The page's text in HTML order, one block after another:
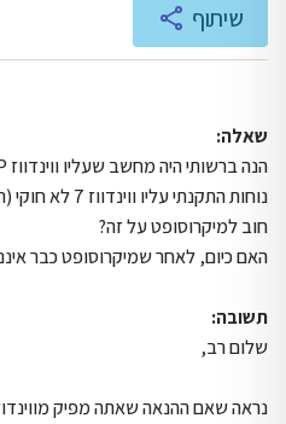
שיתוף
שאלה:
נוחות התקנתי
חוב למיקרוסופט על זה?
האם כיום, לאחר שמיקרוסופט כבר איננה מוכרת
תשובה:
שלום רב,